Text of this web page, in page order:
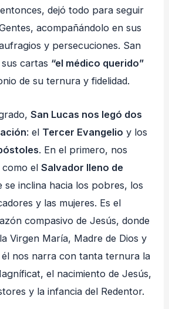
dejó todo para seguir
acompañándolo en sus
y persecuciones. San
cartas “el médico querido”
de su ternura y fidelidad.
San Lucas nos legó dos
: el Tercer Evangelio y los
. En el primero, nos
como elSalvador lleno de
se inclina hacia los pobres, los
y las mujeres. Es el
compasivo de Jesús, donde
Virgen María, Madre de Dios y
él nos narra con tanta ternura la
el nacimiento de Jesús,
y la infancia del Redentor.